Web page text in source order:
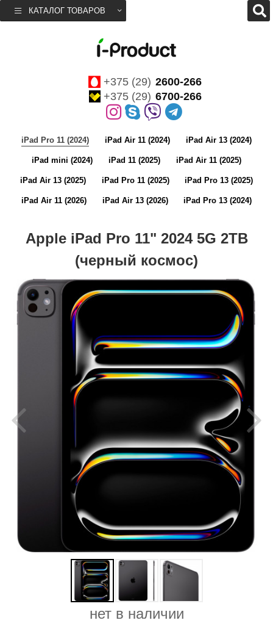
КАТАЛОГ ТОВАРОВ
+375 (29) 2600-266
+375 (29) 6700-266
iPad Pro 11 (2024) iPad Air 11 (2024) iPad Air 13 (2024)
iPad mini (2024) iPad 11 (2025) iPad Air 11 (2025)
iPad Air 13 (2025) iPad Pro 11 (2025) iPad Pro 13 (2025)
iPad Air 11 (2026) iPad Air 13 (2026) iPad Pro 13 (2024)
Apple iPad Pro 11" 2024 5G 2TB
(черный космос)
нет в наличии